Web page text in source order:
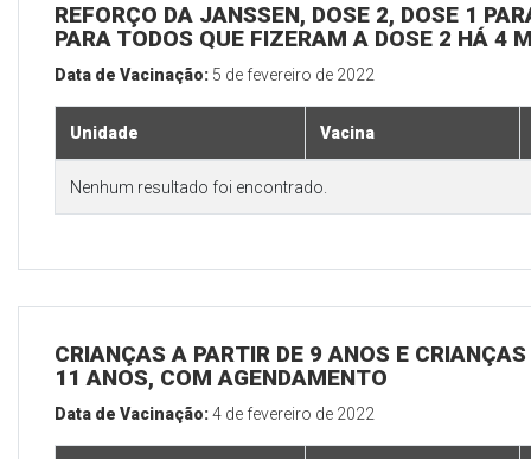
REFORÇO DA JANSSEN, DOSE 2, DOSE 1
PARA TODOS QUE FIZERAM A DOSE 2 HÁ 4
Data de Vacinação: 5 de fevereiro de 2022
Unidade Vacina
Nenhum resultado foi encontrado.
CRIANÇAS A PARTIR DE 9 ANOS E
11 ANOS, COM AGENDAMENTO
Data de Vacinação:4 de fevereiro de 2022